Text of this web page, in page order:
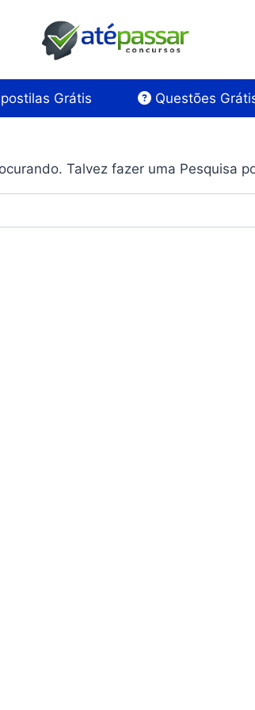
Grátis Questões
Talvez fazer uma Pesquisa